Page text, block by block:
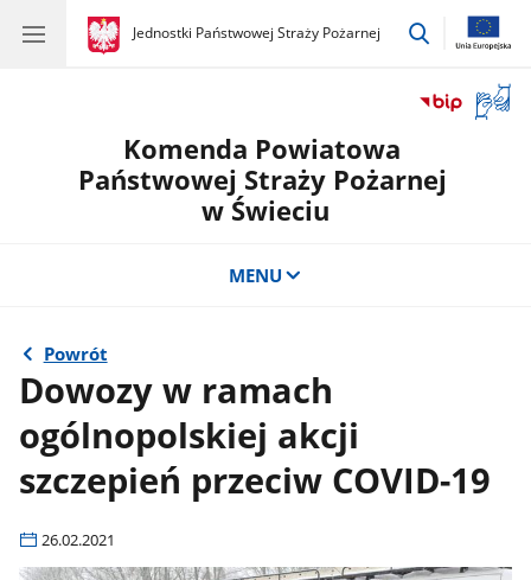
gov.pl
Jednostki Państwowej Straży Pożarnej
gov.pl
Jednostki
przejdź
okno
Komenda Powiatowa
Państwowej Straży Pożarnej
w Świeciu
MENU
Powrót
Dowozy w ramach
ogólnopolskiej akcji
szczepień przeciw COVID-19
26.02.2021